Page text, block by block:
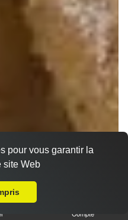
Compte
pour vous garantir la
site Web